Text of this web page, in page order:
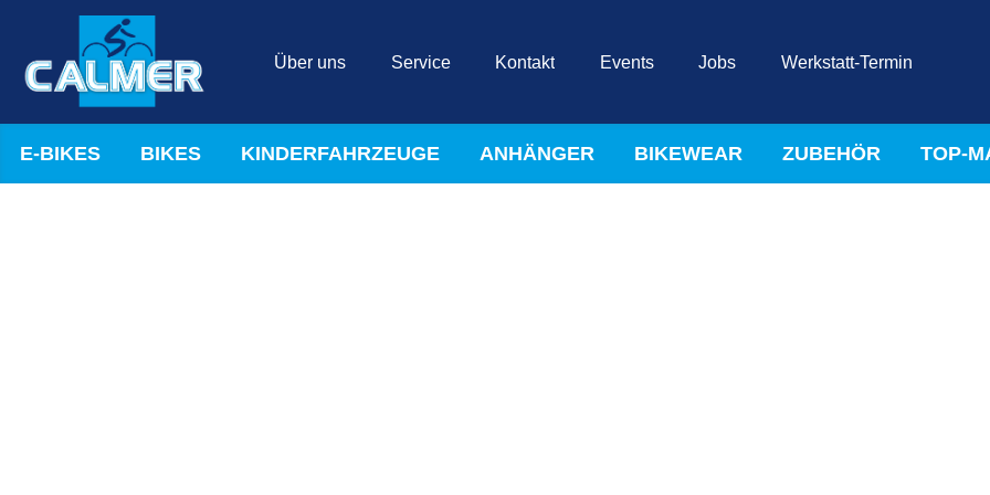
Über uns Service Kontakt Events Jobs Werkstatt-Termin
E-BIKES BIKES KINDERFAHRZEUGE ANHÄNGER BIKEWEAR ZUBEHÖR TOP-